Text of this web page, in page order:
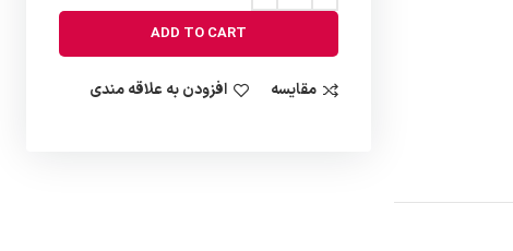
ADD TO CART
مقایسه افزودن به علاقه مندی